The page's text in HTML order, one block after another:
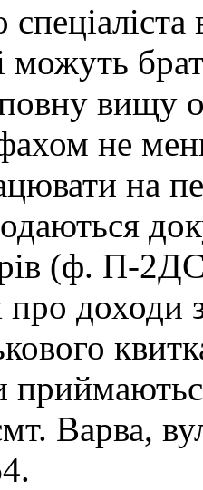
можуть
вищу
не
на
(ф. П-
про доходи
Варва,